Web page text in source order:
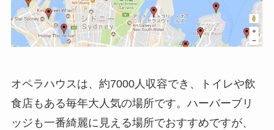
オペラハウスは、約7000人収容でき、トイレや飲
食店もある毎年大人気の場所です。ハーバーブリ
ッジも一番綺麗に見える場所でおすすめですが、